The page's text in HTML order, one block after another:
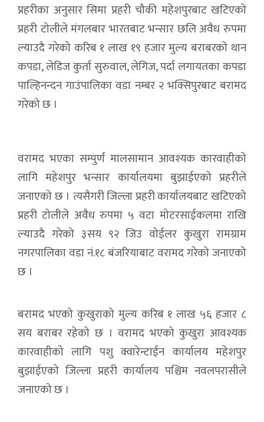
प्रहरीका अनुसार सिमा प्रहरी चौकी महेशपुरबाट खटिएको
प्रहरी टोलीले मंगलबार भारतबाट भन्सार छलि अवैध रुपमा
ल्याउदै गरेको करिब १ लाख १९ हजार मुल्य बराबरको थान
कपडा, लेडिज कुर्ता सुरुवाल, लेगिज, पर्दा लगायतका कपडा
पाल्हिनन्दन गाउंपालिका वडा नम्बर २ भक्सिपुरबाट बरामद
गरेको छ ।
वरामद भएका सम्पुर्ण मालसामान आवश्यक कारवाहीको
लागि महेशपुर भन्सार कार्यालयमा बुझाईएको प्रहरीले
जनाएको छ । त्यसैगरी जिल्ला प्रहरी कार्यालयबाट खटिएको
प्रहरी टोलीले अवैध रुपमा ५ वटा मोटरसाईकलमा राखि
ल्याउदै गरेको ३सय ९२ जिउ वोईलर कुखुरा रामग्राम
नगरपालिका वडा नं.१८ बंजरियाबाट वरामद गरेको जनाएको
छ ।
बरामद भएको कुखुराको मुल्य करिब १ लाख ५६ हजार ८
सय बराबर रहेको छ । वरामद भएको कुखुरा आवश्यक
कारवाहीको लागि पशु क्वारेन्टाईन कार्यालय महेशपुर
बुझाईएको जिल्ला प्रहरी कार्यालय पश्चिम नवलपरासीले
जनाएको छ ।